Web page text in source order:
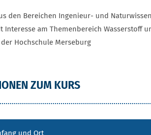
den Bereichen Ingenieur- und
Interesse am Themenbereich Wasserstoff
Hochschule Merseburg
AR
ZUM KURS
und Ort